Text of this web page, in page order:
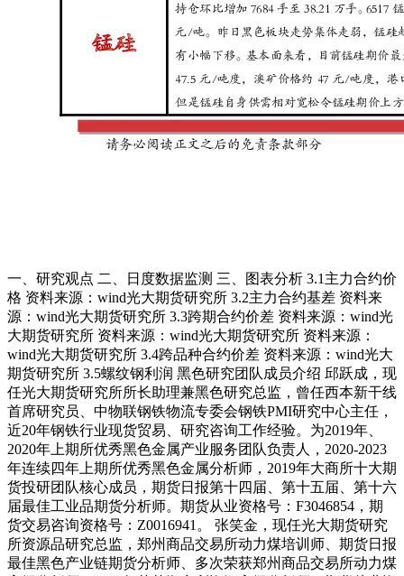
一、研究观点 二、日度数据监测 三、图表分析 3.1主力合约价
格 资料来源：wind光大期货研究所 3.2主力合约基差 资料来
源：wind光大期货研究所 3.3跨期合约价差 资料来源：wind光
大期货研究所 资料来源：wind光大期货研究所 资料来源：
wind光大期货研究所 3.4跨品种合约价差 资料来源：wind光大
期货研究所 3.5螺纹钢利润 黑色研究团队成员介绍 邱跃成，现
任光大期货研究所所长助理兼黑色研究总监，曾任西本新干线
首席研究员、中物联钢铁物流专委会钢铁PMI研究中心主任，
近20年钢铁行业现货贸易、研究咨询工作经验。为2019年、
2020年上期所优秀黑色金属产业服务团队负责人，2020-2023
年连续四年上期所优秀黑色金属分析师，2019年大商所十大期
货投研团队核心成员，期货日报第十四届、第十五届、第十六
届最佳工业品期货分析师。期货从业资格号：F3046854，期
货交易咨询资格号：Z0016941。 张笑金，现任光大期货研究
所资源品研究总监，郑州商品交易所动力煤培训师、期货日报
最佳黑色产业链期货分析师、多次荣获郑州商品交易所动力煤